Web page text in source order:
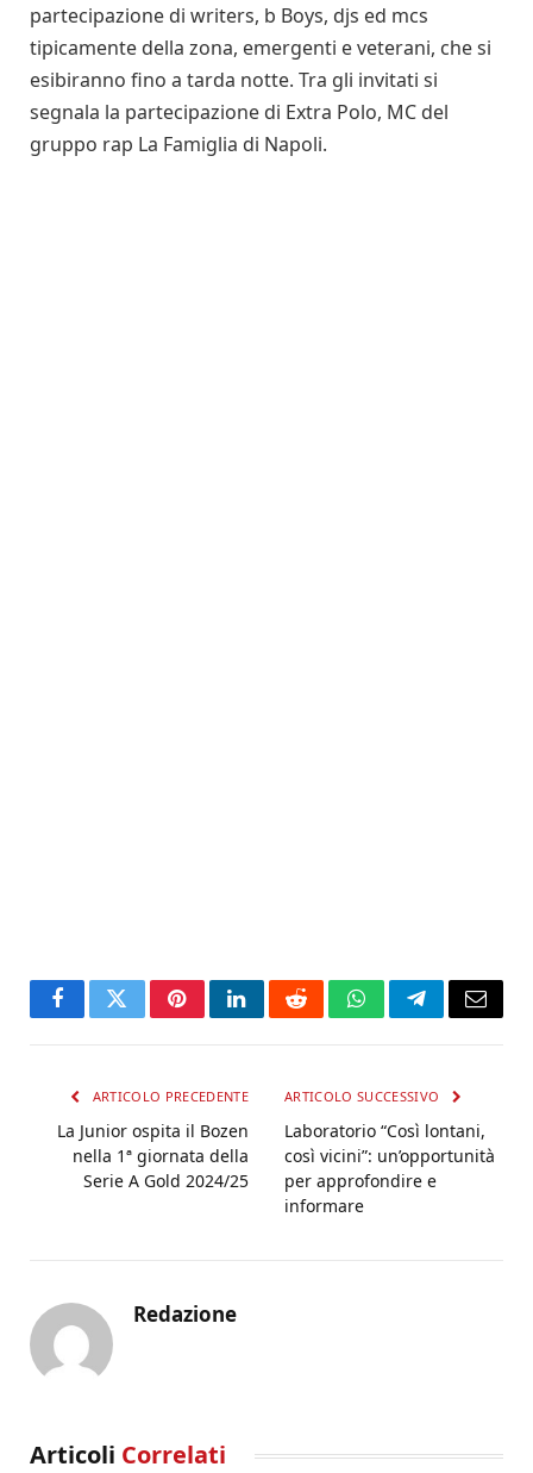
partecipazione di writers, b Boys, djs ed mcs
tipicamente della zona, emergenti e veterani, che si
esibiranno fino a tarda notte. Tra gli invitati si
segnala la partecipazione di Extra Polo, MC del
gruppo rap La Famiglia di Napoli.
FacebookTwitterPinterestLinkedInRedditWhatsAppTelegramEmail
ARTICOLO PRECEDENTE
La Junior ospita il Bozen
nella 1ª giornata della
Serie A Gold 2024/25
ARTICOLO SUCCESSIVO
Laboratorio “Così lontani,
così vicini”: un’opportunità
per approfondire e
informare
Redazione
Articoli Correlati